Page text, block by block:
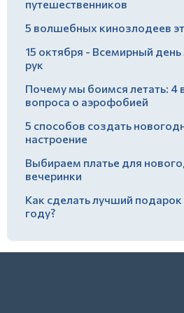
путешественников
5 волшебных кинозлодеев
15 октября - Всемирный
рук
Почему мы боимся летать: 4
вопроса о аэрофобией
5 способов создать
настроение
Выбираем платье для
вечеринки
Как сделать лучший
году?